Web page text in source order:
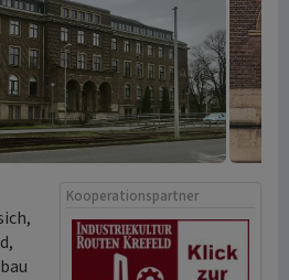
Kooperationspartner